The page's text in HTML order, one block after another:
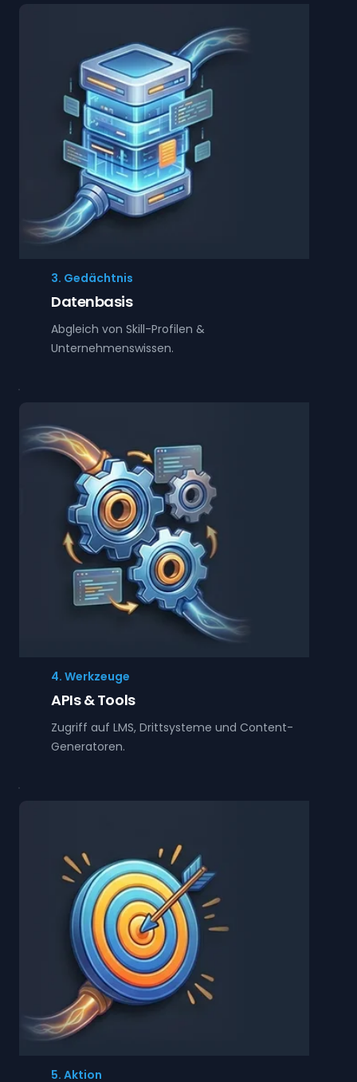
3. Gedächtnis
Datenbasis
Abgleich von Skill-Profilen &
Unternehmenswissen.
4. Werkzeuge
APIs & Tools
Zugriff auf LMS, Drittsysteme und Content-
Generatoren.
5. Aktion